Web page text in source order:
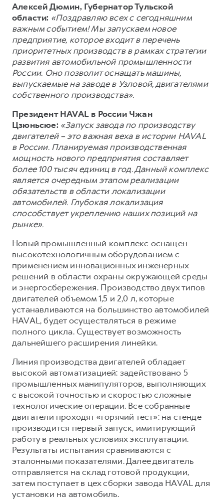
Алексей Дюмин, Губернатор Тульской
области: «Поздравляю всех с сегодняшним
важным событием! Мы запускаем новое
предприятие, которое входит в перечень
приоритетных производств в рамках стратегии
развития автомобильной промышленности
России. Оно позволит оснащать машины,
выпускаемые на заводе в Узловой, двигателями
собственного производства».
Президент HAVAL в России Чжан
Цзюньсюе: «Запуск завода по производству
двигателей – это важная веха в истории HAVAL
в России. Планируемая производственная
мощность нового предприятия составляет
более 100 тысяч единиц в год. Данный комплекс
является очередным этапом реализации
обязательств в области локализации
автомобилей. Глубокая локализация
способствует укреплению наших позиций на
рынке».
Новый промышленный комплекс оснащен
высокотехнологичным оборудованием с
применением инновационных инженерных
решений в области охраны окружающей среды
и энергосбережения. Производство двух типов
двигателей объемом 1,5 и 2,0 л, которые
устанавливаются на большинство автомобилей
HAVAL, будет осуществляться в режиме
полного цикла. Существует возможность
дальнейшего расширения линейки.
Линия производства двигателей обладает
высокой автоматизацией: задействовано 5
промышленных манипуляторов, выполняющих
с высокой точностью и скоростью сложные
технологические операции. Все собранные
двигатели проходят «горячий тест»: на стенде
производится первый запуск, имитирующий
работу в реальных условиях эксплуатации.
Результаты испытания сравниваются с
эталонными показателями. Далее двигатель
отправляется на склад готовой продукции,
затем поступает в цех сборки завода HAVAL для
установки на автомобиль.